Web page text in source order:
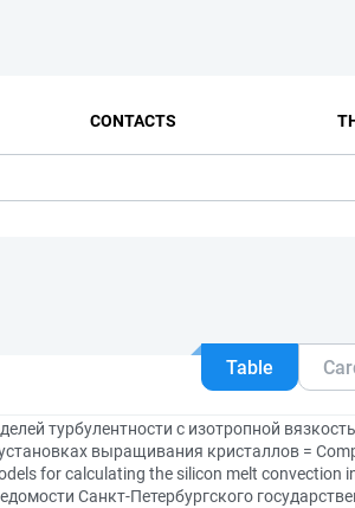
CONTACTS
Table
турбулентности с изотропной
выращивания кристаллов =
for calculating the silicon melt convection
Санкт-Петербургского